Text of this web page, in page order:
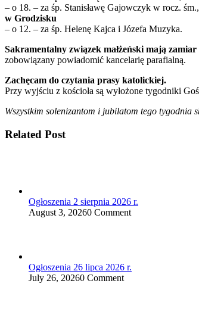
– o 18. – za śp. Stanisławę Gajowczyk w rocz.
w Grodzisku
– o 12. – za śp. Helenę Kajca i Józefa Muzyka.
Sakramentalny związek małżeński mają zamiar
zobowiązany powiadomić kancelarię parafialną.
Zachęcam do czytania prasy katolickiej.
Przy wyjściu z kościoła są wyłożone tygodniki
Wszystkim solenizantom i jubilatom tego tygodnia
Related Post
Ogłoszenia 2 sierpnia 2026 r.
August 3, 20260 Comment
Ogłoszenia 26 lipca 2026 r.
July 26, 20260 Comment